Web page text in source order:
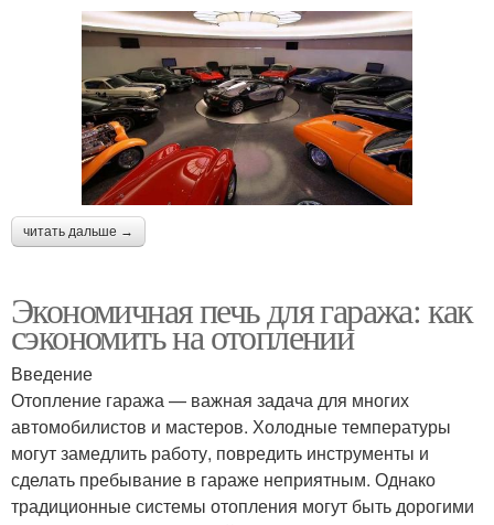
читать дальше →
Экономичная печь для гаража: как
сэкономить на отоплении
Введение
Отопление гаража — важная задача для многих
автомобилистов и мастеров. Холодные температуры
могут замедлить работу, повредить инструменты и
сделать пребывание в гараже неприятным. Однако
традиционные системы отопления могут быть дорогими